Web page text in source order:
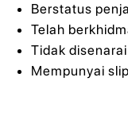
Berstatus
Telah
Tidak
Mempunyai